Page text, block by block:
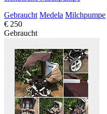
Gebraucht Medela Milchpumpe
€ 250
Gebraucht